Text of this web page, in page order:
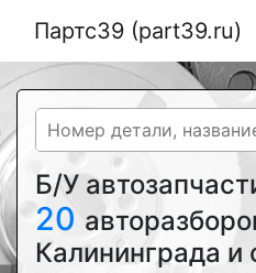
Партс39 (part39.ru)
Б/У
20
Калининграда и